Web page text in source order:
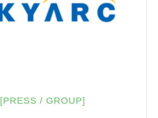
[PRESS / GROUP]